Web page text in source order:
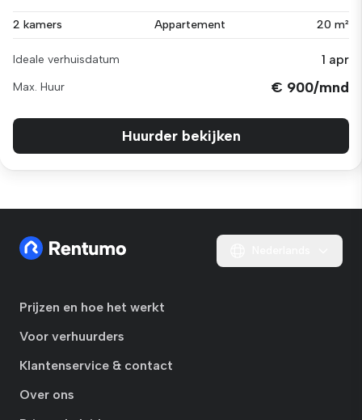
2 kamers Appartement 20 m²
Ideale verhuisdatum 1 apr
Max. Huur € 900/mnd
Huurder bekijken
Prijzen en hoe het werkt
Voor verhuurders
Klantenservice & contact
Over ons